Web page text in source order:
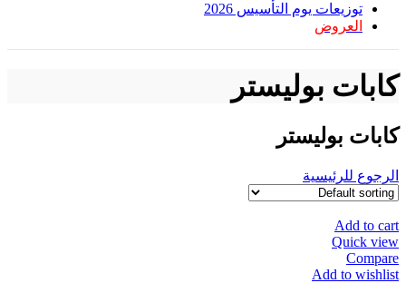
توزيعات يوم التأسيس 2026
العروض
كابات بوليستر
كابات بوليستر
الرجوع للرئيسية
Add to cart
Quick view
Compare
Add to wishlist